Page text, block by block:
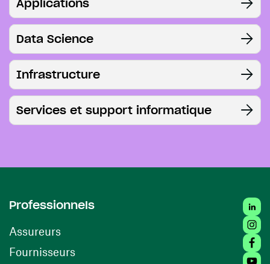
Data Science
Infrastructure
Services et support informatique
Professionnels
Assureurs
Fournisseurs(opens in a new window)